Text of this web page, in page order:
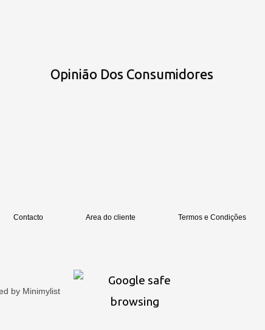
Opinião Dos Consumidores
Contacto Area do cliente Termos e Condições
by Minimylist